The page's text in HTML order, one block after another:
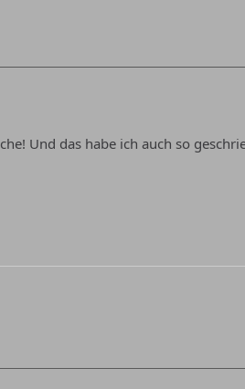
Und das habe ich auch so